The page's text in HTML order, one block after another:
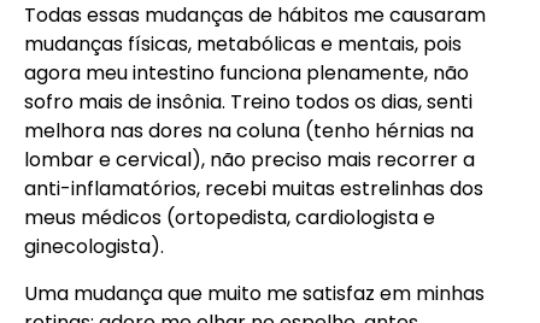
Todas essas mudanças de hábitos me causaram
mudanças físicas, metabólicas e mentais, pois
agora meu intestino funciona plenamente, não
sofro mais de insônia. Treino todos os dias, senti
melhora nas dores na coluna (tenho hérnias na
lombar e cervical), não preciso mais recorrer a
anti-inflamatórios, recebi muitas estrelinhas dos
meus médicos (ortopedista, cardiologista e
ginecologista).
Uma mudança que muito me satisfaz em minhas